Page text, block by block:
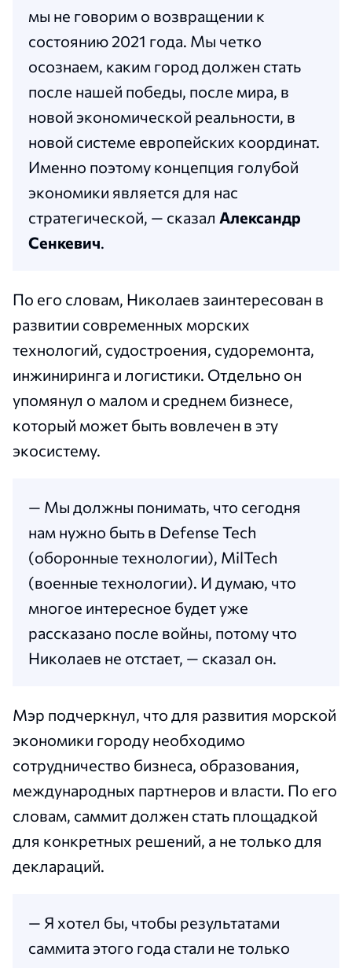
мы не говорим о возвращении к
состоянию 2021 года. Мы четко
осознаем, каким город должен стать
после нашей победы, после мира, в
новой экономической реальности, в
новой системе европейских координат.
Именно поэтому концепция голубой
экономики является для нас
стратегической, — сказал Александр
Сенкевич.
По его словам, Николаев заинтересован в
развитии современных морских
технологий, судостроения, судоремонта,
инжиниринга и логистики. Отдельно он
упомянул о малом и среднем бизнесе,
который может быть вовлечен в эту
экосистему.
— Мы должны понимать, что сегодня
нам нужно быть в Defense Tech
(оборонные технологии), MilTech
(военные технологии). И думаю, что
многое интересное будет уже
рассказано после войны, потому что
Николаев не отстает, — сказал он.
Мэр подчеркнул, что для развития морской
экономики городу необходимо
сотрудничество бизнеса, образования,
международных партнеров и власти. По его
словам, саммит должен стать площадкой
для конкретных решений, а не только для
деклараций.
— Я хотел бы, чтобы результатами
саммита этого года стали не только